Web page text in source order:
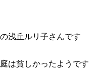
浅丘ルリ子さんです
は貧しかったようです